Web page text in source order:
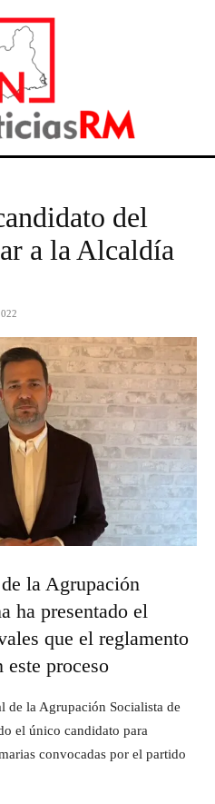
del
a la Alcaldía
la Agrupación
ha presentado el
que el reglamento
proceso
de la Agrupación Socialista de
el único candidato para
convocadas por el partido